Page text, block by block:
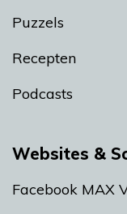
Puzzels
Recepten
Podcasts
Websites &
Facebook MAX